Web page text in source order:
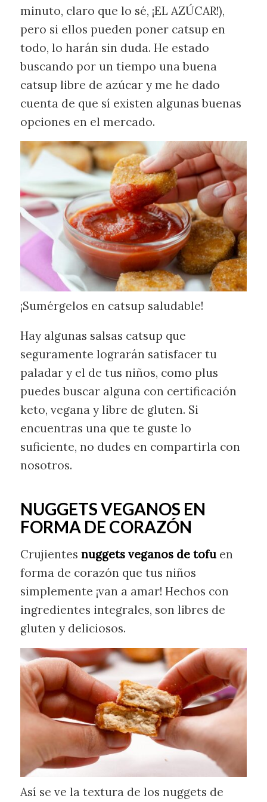
minuto, claro que lo sé, ¡EL AZÚCAR!),
pero si ellos pueden poner catsup en
todo, lo harán sin duda. He estado
buscando por un tiempo una buena
catsup libre de azúcar y me he dado
cuenta de que sí existen algunas buenas
opciones en el mercado.
¡Sumérgelos en catsup saludable!
Hay algunas salsas catsup que
seguramente lograrán satisfacer tu
paladar y el de tus niños, como plus
puedes buscar alguna con certificación
keto, vegana y libre de gluten. Si
encuentras una que te guste lo
suficiente, no dudes en compartirla con
nosotros.
NUGGETS VEGANOS EN
FORMA DE CORAZÓN
Crujientes nuggets veganos de tofuen
forma de corazón que tus niños
simplemente ¡van a amar! Hechos con
ingredientes integrales, son libres de
gluten y deliciosos.
Así se ve la textura de los nuggets de